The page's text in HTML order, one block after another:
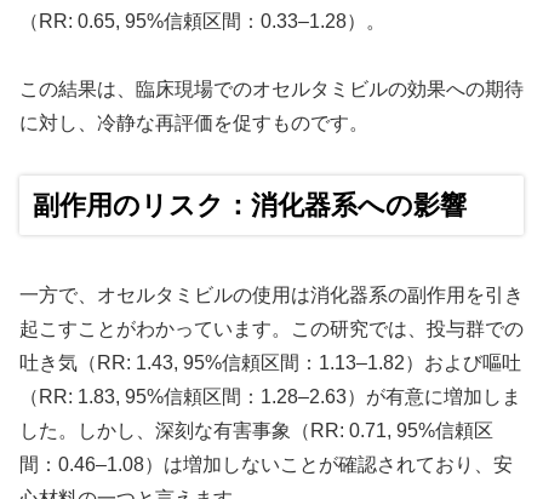
（RR: 0.65, 95%信頼区間：0.33–1.28）。
この結果は、臨床現場でのオセルタミビルの効果への期待
に対し、冷静な再評価を促すものです。
副作用のリスク：消化器系への影響
一方で、オセルタミビルの使用は消化器系の副作用を引き
起こすことがわかっています。この研究では、投与群での
吐き気（RR: 1.43, 95%信頼区間：1.13–1.82）および嘔吐
（RR: 1.83, 95%信頼区間：1.28–2.63）が有意に増加しま
した。しかし、深刻な有害事象（RR: 0.71, 95%信頼区
間：0.46–1.08）は増加しないことが確認されており、安